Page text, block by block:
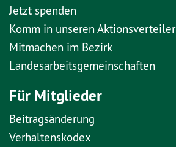
Jetzt spenden
Komm in unseren Aktionsverteiler
Mitmachen im Bezirk
Landesarbeitsgemeinschaften
Für Mitglieder
Beitragsänderung
Verhaltenskodex